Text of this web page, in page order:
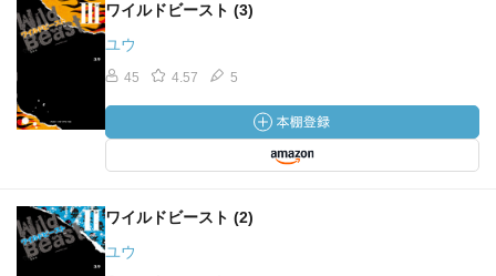
ワイルドビースト (3)
ユウ
45 4.57 5
ワイルドビースト (2)
ユウ